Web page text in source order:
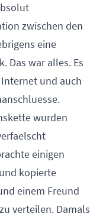
zwischen den
eine
Das war alles. Es
und auch
wurden
einigen
kopierte
einem Freund
verteilen. Damals